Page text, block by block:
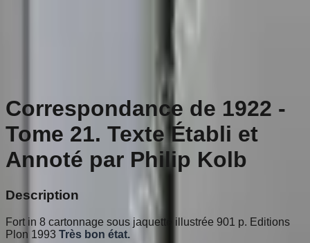
Correspondance de 1922 -
Tome 21. Texte Établi et
Annoté par Philip Kolb
Description
Fort in 8 cartonnage sous jaquette illustrée 901 p. Editions
Plon 1993 Très bon état.